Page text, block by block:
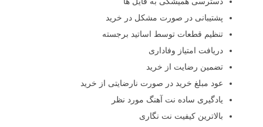
پشتیبانی در صورت مشکل در خرید
تنظیم قطعات توسط اساتید برجسته
دریافت امتیاز وفاداری
تضمین رضایت از خرید
عود مبلغ خرید در صورت نارضایتی از خرید
یادگیری ساده نت آهنگ مورد نظر
بالاترین کیفیت نت نگاری